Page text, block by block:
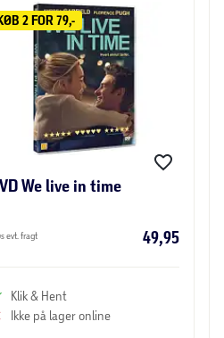
2 FOR 79,-
We live in time
evt. fragt 49,95
Klik & Hent
Ikke på lager online